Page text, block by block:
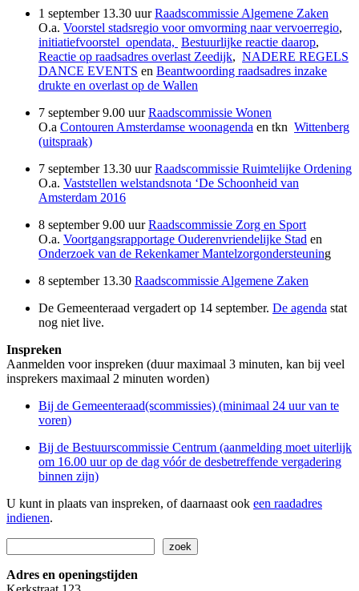
1 september 13.30 uurRaadscommissie Algemene Zaken
O.a. Voorstel stadsregio voor omvorming naar vervoerregio,
initiatiefvoorstel_opendata, Bestuurlijke reactie daarop,
Reactie op raadsadres overlast Zeedijk, NADERE REGELS
DANCE EVENTS en Beantwoording raadsadres inzake
drukte en overlast op de Wallen
7 september 9.00 uurRaadscommissie Wonen
O.a Contouren Amsterdamse woonagenda en tkn Wittenberg
(uitspraak)
7 september 13.30 uurRaadscommissie Ruimtelijke Ordening
O.a. Vaststellen welstandsnota ‘De Schoonheid van
Amsterdam 2016
8 september 9.00 uurRaadscommissie Zorg en Sport
O.a. Voortgangsrapportage Ouderenvriendelijke Stad en
Onderzoek van de Rekenkamer Mantelzorgondersteuning
8 september 13.30 Raadscommissie Algemene Zaken
De Gemeenteraad vergadert op 14 september. De agenda stat
nog niet live.
Inspreken
Aanmelden voor inspreken (duur maximaal 3 minuten, kan bij veel
insprekers maximaal 2 minuten worden)
Bij de Gemeenteraad(scommissies) (minimaal 24 uur van te
voren)
Bij de Bestuurscommissie Centrum (aanmelding moet uiterlijk
om 16.00 uur op de dag vóór de desbetreffende vergadering
binnen zijn)
U kunt in plaats van inspreken, of daarnaast ook een raadadres
indienen.
zoek
Adres en openingstijden